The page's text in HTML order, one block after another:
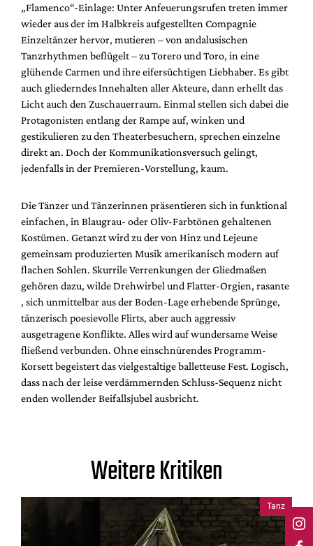
„Flamenco“-Einlage: Unter Anfeuerungsrufen treten immer
wieder aus der im Halbkreis aufgestellten Compagnie
Einzeltänzer hervor, mutieren – von andalusischen
Tanzrhythmen beflügelt – zu Torero und Toro, in eine
glühende Carmen und ihre eifersüchtigen Liebhaber. Es gibt
auch gliederndes Innehalten aller Akteure, dann erhellt das
Licht auch den Zuschauerraum. Einmal stellen sich dabei die
Protagonisten entlang der Rampe auf, winken und
gestikulieren zu den Theaterbesuchern, sprechen einzelne
direkt an. Doch der Kommunikationsversuch gelingt,
jedenfalls in der Premieren-Vorstellung, kaum.
Die Tänzer und Tänzerinnen präsentieren sich in funktional
einfachen, in Blaugrau- oder Oliv-Farbtönen gehaltenen
Kostümen. Getanzt wird zu der von Hinz und Lejeune
gemeinsam produzierten Musik amerikanisch modern auf
flachen Sohlen. Skurrile Verrenkungen der Gliedmaßen
gehören dazu, wilde Drehwirbel und Flatter-Orgien, rasante
, sich unmittelbar aus der Boden-Lage erhebende Sprünge,
tänzerisch poesievolle Flirts, aber auch aggressiv
ausgetragene Konflikte. Alles wird auf wundersame Weise
fließend verbunden. Ohne einschnürendes Programm-
Korsett begeistert das vielgestaltige balletteuse Fest. Logisch,
dass nach der leise verdämmernden Schluss-Sequenz nicht
enden wollender Beifallsjubel ausbricht.
Weitere Kritiken
Tanz